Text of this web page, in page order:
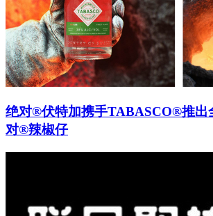
绝对®伏特加携手TABASCO®推出
对®辣椒仔